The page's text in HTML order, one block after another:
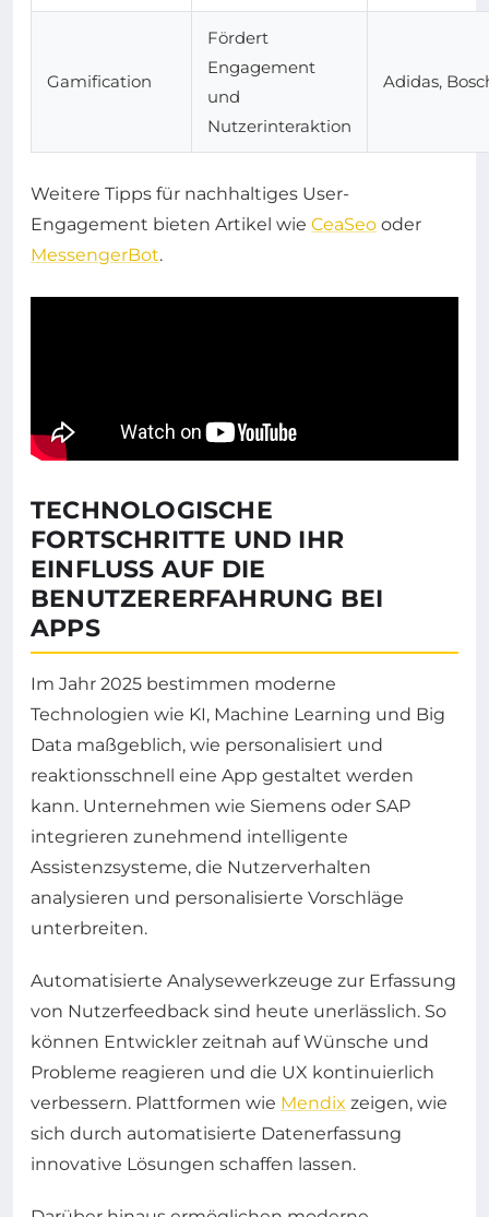
Gamification
Fördert
Engagement
und
Nutzerinteraktion
Adidas,
Weitere Tipps für nachhaltiges User-
Engagement bieten Artikel wie CeaSeo oder
MessengerBot.
TECHNOLOGISCHE
FORTSCHRITTE UND IHR
EINFLUSS AUF DIE
BENUTZERERFAHRUNG BEI
APPS
Im Jahr 2025 bestimmen moderne
Technologien wie KI, Machine Learning und Big
Data maßgeblich, wie personalisiert und
reaktionsschnell eine App gestaltet werden
kann. Unternehmen wie Siemens oder SAP
integrieren zunehmend intelligente
Assistenzsysteme, die Nutzerverhalten
analysieren und personalisierte Vorschläge
unterbreiten.
Automatisierte Analysewerkzeuge zur Erfassung
von Nutzerfeedback sind heute unerlässlich. So
können Entwickler zeitnah auf Wünsche und
Probleme reagieren und die UX kontinuierlich
verbessern. Plattformen wie Mendix zeigen, wie
sich durch automatisierte Datenerfassung
innovative Lösungen schaffen lassen.